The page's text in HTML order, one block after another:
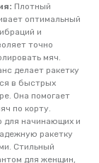
Плотный
оптимальный
и
точно
мяч.
делает ракетку
в быстрых
Она помогает
по корту.
для начинающих и
ракетку
Стильный
для женщин,